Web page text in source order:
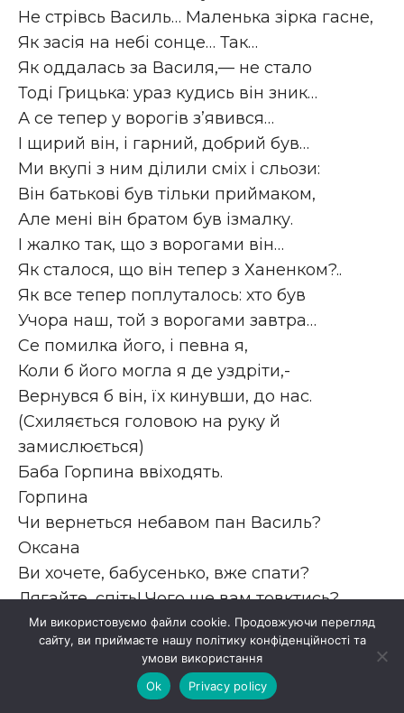
Не стрівсь Василь… Маленька зірка гасне,
Як засія на небі сонце… Так…
Як оддалась за Василя,— не стало
Тоді Грицька: ураз кудись він зник…
А се тепер у ворогів з’явився…
І щирий він, і гарний, добрий був…
Ми вкупі з ним ділили сміх і сльози:
Він батькові був тільки приймаком,
Але мені він братом був ізмалку.
І жалко так, що з ворогами він…
Як сталося, що він тепер з Ханенком?..
Як все тепер поплуталось: хто був
Учора наш, той з ворогами завтра…
Се помилка його, і певна я,
Коли б його могла я де уздріти,-
Вернувся б він, їх кинувши, до нас.
(Схиляється головою на руку й
замислюється)
Баба Горпина ввіходять.
Горпина
Чи вернеться небавом пан Василь?
Оксана
Ви хочете, бабусенько, вже спати?
Лягайте, спіть! Чого ще вам товктись?
Я Василя тут буду дожидати,
І дам йому вечеряти сама.
Ми використовуємо файли cookie. Продовжуючи перегляд
сайту, ви приймаєте нашу політику конфіденційності та
умови використання
Ok
Privacy policy